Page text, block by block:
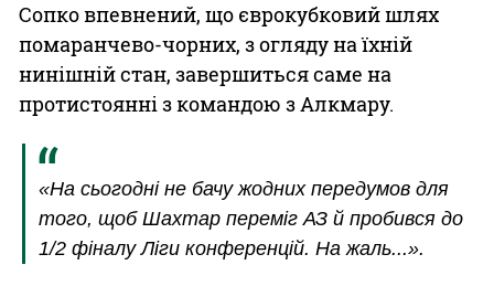
Сопко впевнений, що єврокубковий шлях
помаранчево-чорних, з огляду на їхній
нинішній стан, завершиться саме на
протистоянні з командою з Алкмару.
«На сьогодні не бачу жодних передумов для
того, щоб Шахтар переміг АЗ й пробився до
1/2 фіналу Ліги конференцій. На жаль...».